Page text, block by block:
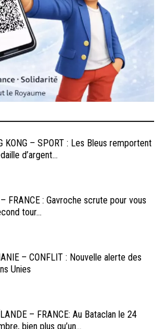
KONG – SPORT : Les Bleus remportent
d’argent...
FRANCE : Gavroche scrute pour vous
tour...
– CONFLIT : Nouvelle alerte des
Unies
– FRANCE: Au Bataclan le 24
bien plus qu’un...